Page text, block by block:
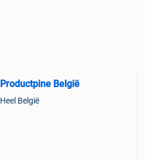
Productpine België
Heel België